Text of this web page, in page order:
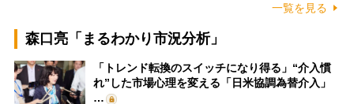
一覧を見る
森口亮「まるわかり市況分析」
「トレンド転換のスイッチになり得る」“介入慣
れ”した市場心理を変える「日米協調為替介入」
…